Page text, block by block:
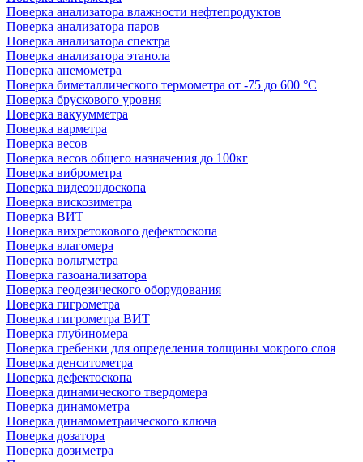
Поверка анализатора влажности нефтепродуктов
Поверка анализатора паров
Поверка анализатора спектра
Поверка анализатора этанола
Поверка анемометра
Поверка биметаллического термометра от -75 до 600 °С
Поверка брускового уровня
Поверка вакуумметра
Поверка варметра
Поверка весов
Поверка весов общего назначения до 100кг
Поверка виброметра
Поверка видеоэндоскопа
Поверка вискозиметра
Поверка ВИТ
Поверка вихретокового дефектоскопа
Поверка влагомера
Поверка вольтметра
Поверка газоанализатора
Поверка геодезического оборудования
Поверка гигрометра
Поверка гигрометра ВИТ
Поверка глубиномера
Поверка гребенки для определения толщины мокрого слоя
Поверка денситометра
Поверка дефектоскопа
Поверка динамического твердомера
Поверка динамометра
Поверка динамометраического ключа
Поверка дозатора
Поверка дозиметра